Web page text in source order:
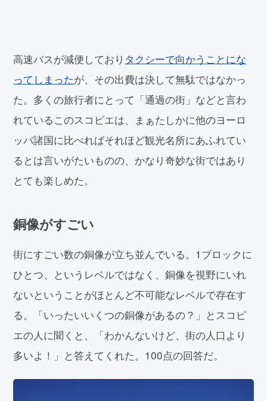
高速バスが減便しており タクシーで向かうことにな
ってしまったが、その出費は決して無駄ではなかっ
た。多くの旅行者にとって「通過の街」などと言わ
れているこのスコピエは、まぁたしかに他のヨーロ
ッパ諸国に比べればそれほど観光名所にあふれてい
るとは言いがたいものの、かなり奇妙な街ではあり
とても楽しめた。
銅像がすごい
街にすごい数の銅像が立ち並んでいる。1ブロックに
ひとつ、というレベルではなく、銅像を視野にいれ
ないということがほとんど不可能なレベルで存在す
る。「いったいいくつの銅像があるの？」とスコピ
エの人に聞くと、「わかんないけど、街の人口より
多いよ！」と答えてくれた。100点の回答だ。